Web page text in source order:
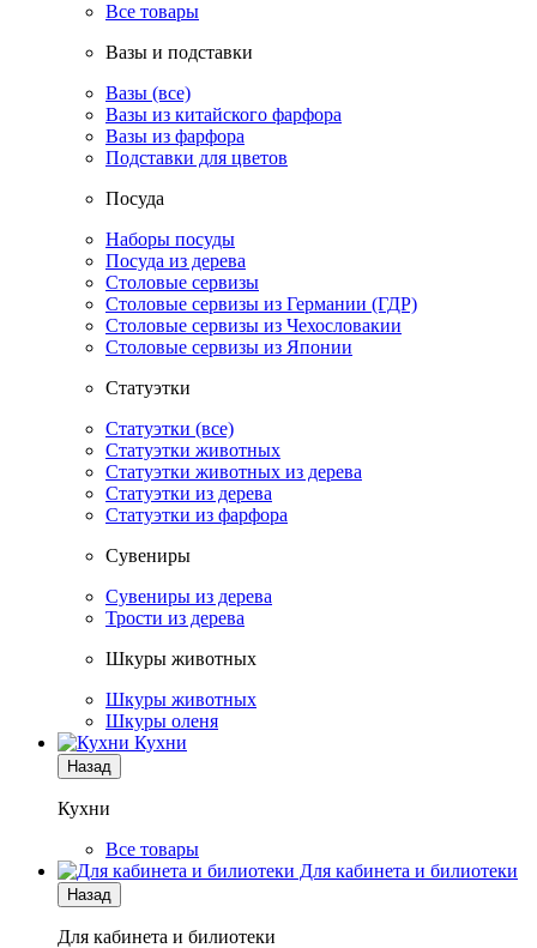
Все товары
Вазы и подставки
Вазы (все)
Вазы из китайского фарфора
Вазы из фарфора
Подставки для цветов
Посуда
Наборы посуды
Посуда из дерева
Столовые сервизы
Столовые сервизы из Германии (ГДР)
Столовые сервизы из Чехословакии
Столовые сервизы из Японии
Статуэтки
Статуэтки (все)
Статуэтки животных
Статуэтки животных из дерева
Статуэтки из дерева
Статуэтки из фарфора
Сувениры
Сувениры из дерева
Трости из дерева
Шкуры животных
Шкуры животных
Шкуры оленя
Кухни
Назад
Кухни
Все товары
Для кабинета и билиотеки
Назад
Для кабинета и билиотеки